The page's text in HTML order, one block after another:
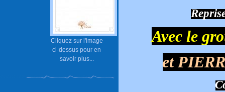
Cliquez sur l'image
ci-dessus pour en
savoir plus...
Avec le
et